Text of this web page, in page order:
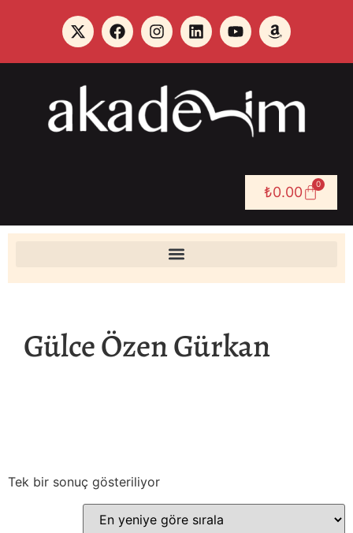
₺0.00 0
Gülce Özen Gürkan
Tek bir sonuç gösteriliyor